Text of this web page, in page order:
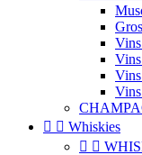
  Whiskies
 